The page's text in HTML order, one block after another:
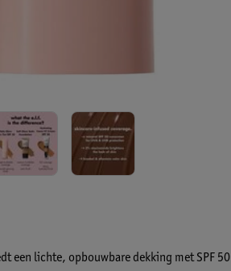
een lichte, opbouwbare dekking met SPF 50